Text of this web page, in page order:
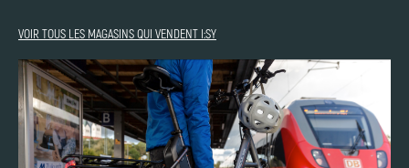
VOIR TOUS LES MAGASINS QUI VENDENT I:SY